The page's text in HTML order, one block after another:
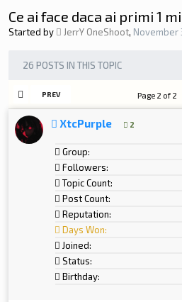
Ce ai face daca ai primi 1
Started by JerrY OneShoot, November
26 POSTS IN THIS TOPIC
PREV Page 2 of 2
XtcPurple 2
Group:
Followers:
Topic Count:
Post Count:
Reputation:
Days Won:
Joined:
Status:
Birthday: